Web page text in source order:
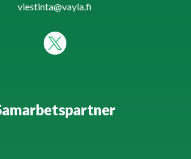
viestinta@vayla.fi